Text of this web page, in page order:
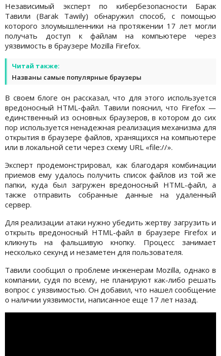
Независимый эксперт по кибербезопасности Барак
Тавили (Barak Tawily) обнаружил способ, с помощью
которого злоумышленники на протяжении 17 лет могли
получать доступ к файлам на компьютере через
уязвимость в браузере Mozilla Firefox.
Читай также:
Названы самые популярные браузеры
В своем блоге он рассказал, что для этого используется
вредоносный HTML-файл. Тавили пояснил, что Firefox —
единственный из основных браузеров, в котором до сих
пор используется ненадежная реализация механизма для
открытия в браузере файлов, хранящихся на компьютере
или в локальной сети через схему URL «file://».
Эксперт продемонстрировал, как благодаря комбинации
приемов ему удалось получить список файлов из той же
папки, куда был загружен вредоносный HTML-файл, а
также отправить собранные данные на удаленный
сервер.
Для реализации атаки нужно убедить жертву загрузить и
открыть вредоносный HTML-файл в браузере Firefox и
кликнуть на фальшивую кнопку. Процесс занимает
несколько секунд и незаметен для пользователя.
Тавили сообщил о проблеме инженерам Mozilla, однако в
компании, судя по всему, не планируют как-либо решать
вопрос с уязвимостью. Он добавил, что нашел сообщение
о наличии уязвимости, написанное еще 17 лет назад.